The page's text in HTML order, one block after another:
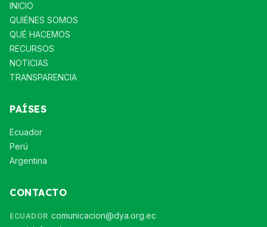
INICIO
QUIÉNES SOMOS
QUÉ HACEMOS
RECURSOS
NOTICIAS
TRANSPARENCIA
PAÍSES
Ecuador
Perú
Argentina
CONTACTO
ECUADOR comunicacion@dya.org.ec